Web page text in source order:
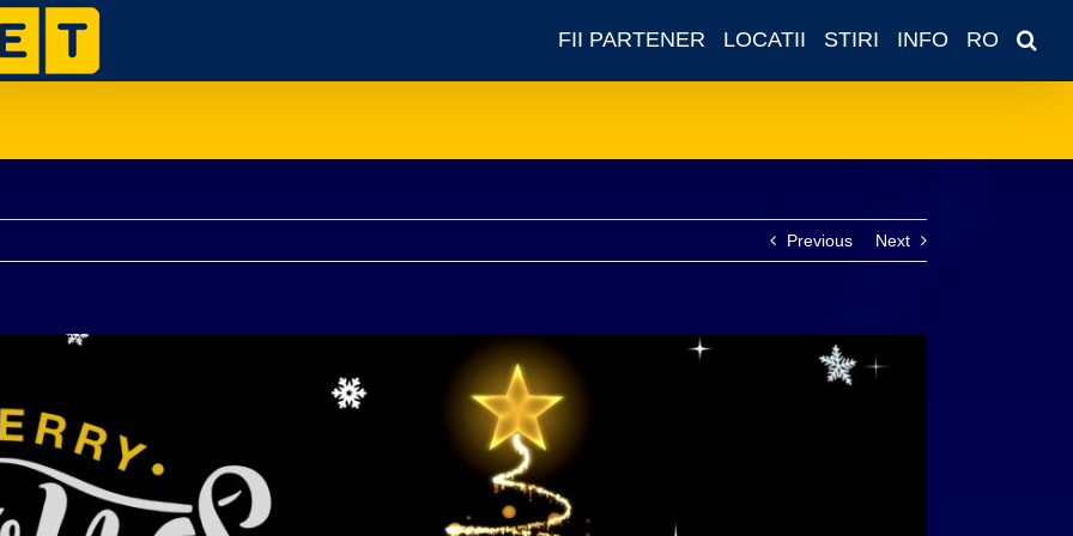
FII PARTENER LOCATII STIRI INFO RO
Previous Next